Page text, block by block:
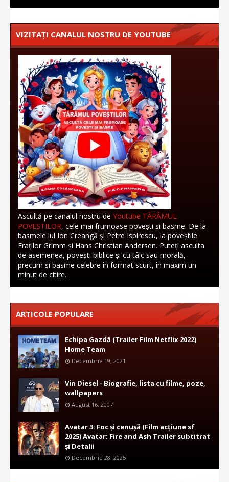
VIZITAȚI CANALUL NOSTRU DE YOUTUBE
Ascultă pe canalul nostru de Youtube TĂRÂMUL
POVEȘTILOR, cele mai frumoase povești și basme. De la
basmele lui Ion Creangă și Petre Ispirescu, la poveștile
Fraților Grimm și Hans Christian Andersen. Puteți asculta
de asemenea, povești biblice și cu tâlc sau morală,
precum și basme celebre în format scurt, în maxim un
minut de citire.
ARTICOLE POPULARE
Echipa Gazdă (Trailer Film Netflix 2022)
Home Team
Decembrie 19, 2021
Vin Diesel - Biografie, lista cu filme, poze,
wallpapers
August 16, 2007
Avatar 3: Foc și cenușă (Film acțiune sf
2025) Avatar: Fire and Ash Trailer subtitrat
și Detalii
Decembrie 28, 2025